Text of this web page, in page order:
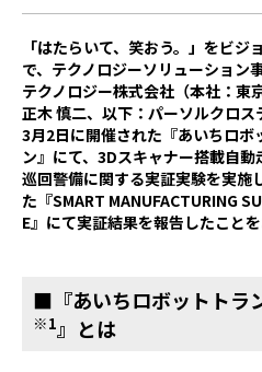
「はたらいて、笑おう。」をビ
で、テクノロジーソリューション
テクノロジー株式会社（本社：東
正木 慎二、以下：パーソルクロス
3月2日に開催された『あいちロボ
ン』にて、 3Dスキャナー搭載自
巡回警備に関する実証実験を実施し
た『SMART MANUFACTURING
E』にて実証結果を報告したことを
■『あいちロボットトラ
※1』とは